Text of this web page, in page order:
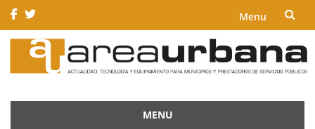
Menu
Skip
to
MENU